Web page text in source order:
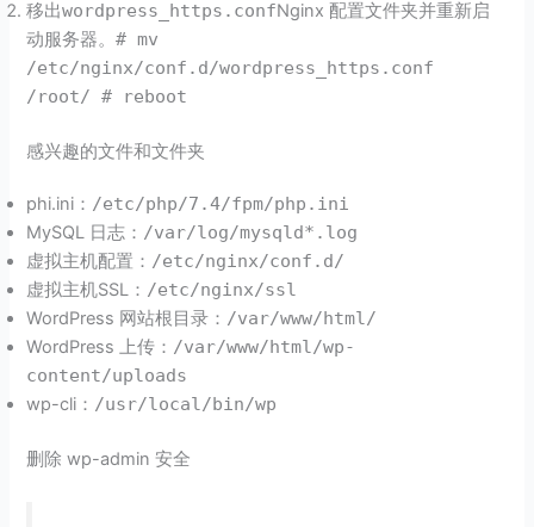
移出wordpress_https.confNginx 配置文件夹并重新启
动服务器。# mv
/etc/nginx/conf.d/wordpress_https.conf
/root/ # reboot
感兴趣的文件和文件夹
phi.ini： /etc/php/7.4/fpm/php.ini
MySQL 日志： /var/log/mysqld*.log
虚拟主机配置： /etc/nginx/conf.d/
虚拟主机SSL： /etc/nginx/ssl
WordPress 网站根目录： /var/www/html/
WordPress 上传： /var/www/html/wp-
content/uploads
wp-cli： /usr/local/bin/wp
删除 wp-admin 安全